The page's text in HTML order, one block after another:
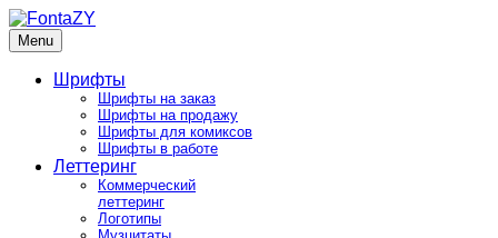
Skip
to
content
FontaZY
Fonts and pictures by Zakhar Yaschin
Menu
Шрифты
Шрифты на заказ
Шрифты на продажу
Шрифты для комиксов
Шрифты в работе
Леттеринг
Коммерческий
леттеринг
Логотипы